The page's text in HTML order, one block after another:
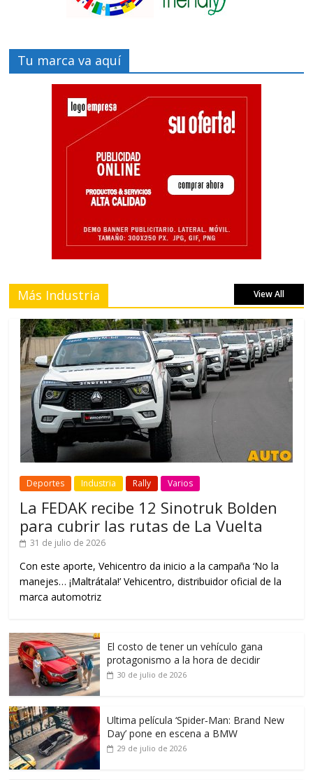
Tu marca va aquí
Más Industria View All
Deportes Industria Rally Varios
La FEDAK recibe 12 Sinotruk Bolden
para cubrir las rutas de La Vuelta
31 de julio de 2026
Con este aporte, Vehicentro da inicio a la campaña ‘No la
manejes… ¡Maltrátala!’ Vehicentro, distribuidor oficial de la
marca automotriz
El costo de tener un vehículo gana
protagonismo a la hora de decidir
30 de julio de 2026
Ultima película ‘Spider‑Man: Brand New
Day’ pone en escena a BMW
29 de julio de 2026